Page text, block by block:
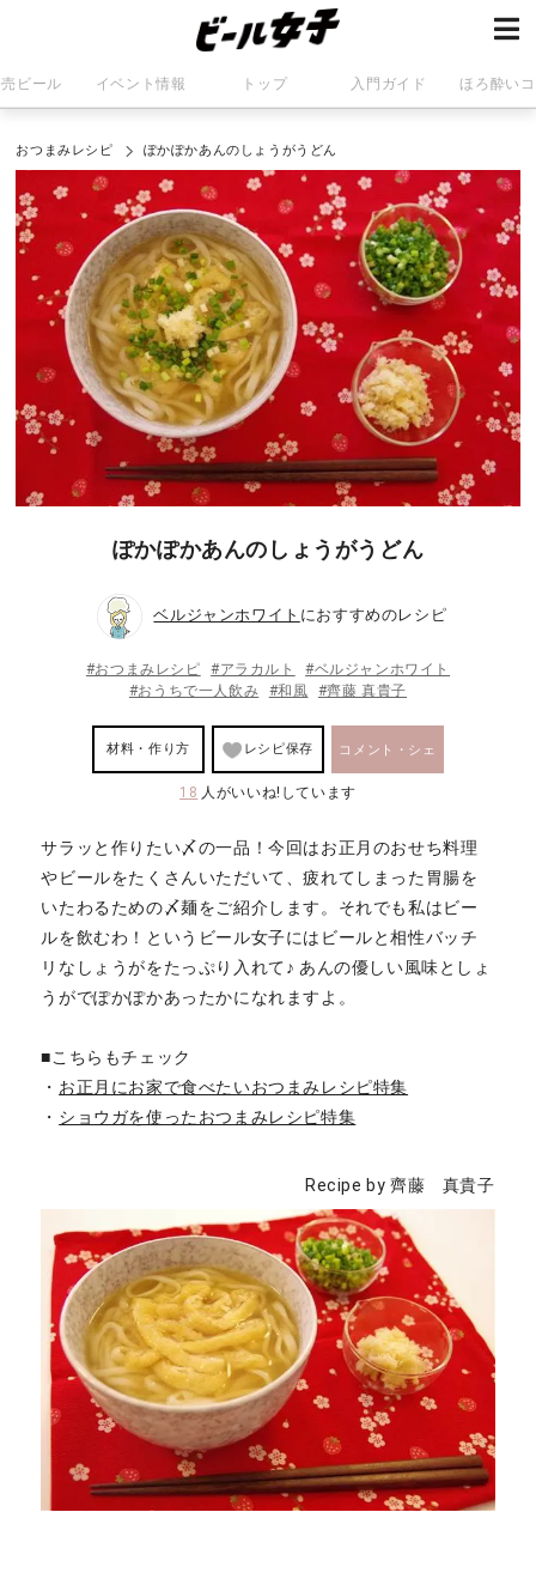
ビール イベント情報 トップ 入門ガイド ほろ酔い
おつまみレシピ ぽかぽかあんのしょうがうどん
ぽかぽかあんのしょうがうどん
ベルジャンホワイト におすすめのレシピ
#おつまみレシピ #アラカルト
#ベルジャンホワイト
#おうちで一人飲み
#和風 #齊藤 真貴子
材料・作り方 レシピ保存 コメント・シェ
18 人がいいね!しています
サラッと作りたい〆の一品！今回はお正月のおせち料理
やビールをたくさんいただいて、疲れてしまった胃腸を
いたわるための〆麺をご紹介します。それでも私はビー
ルを飲むわ！というビール女子にはビールと相性バッチ
リなしょうがをたっぷり入れて♪ あんの優しい風味としょ
うがでぽかぽかあったかになれますよ。
■こちらもチェック
・ お正月にお家で食べたいおつまみレシピ特集
・ ショウガを使ったおつまみレシピ特集
Recipe by 齊藤 真貴子